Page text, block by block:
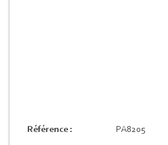
Référence : PA8205